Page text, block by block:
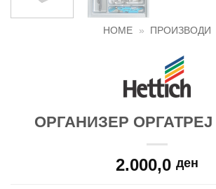
HOME » ПРОИЗВОДИ
ОРГАНИЗЕР ОРГАТРЕЈ
2.000,0 ден